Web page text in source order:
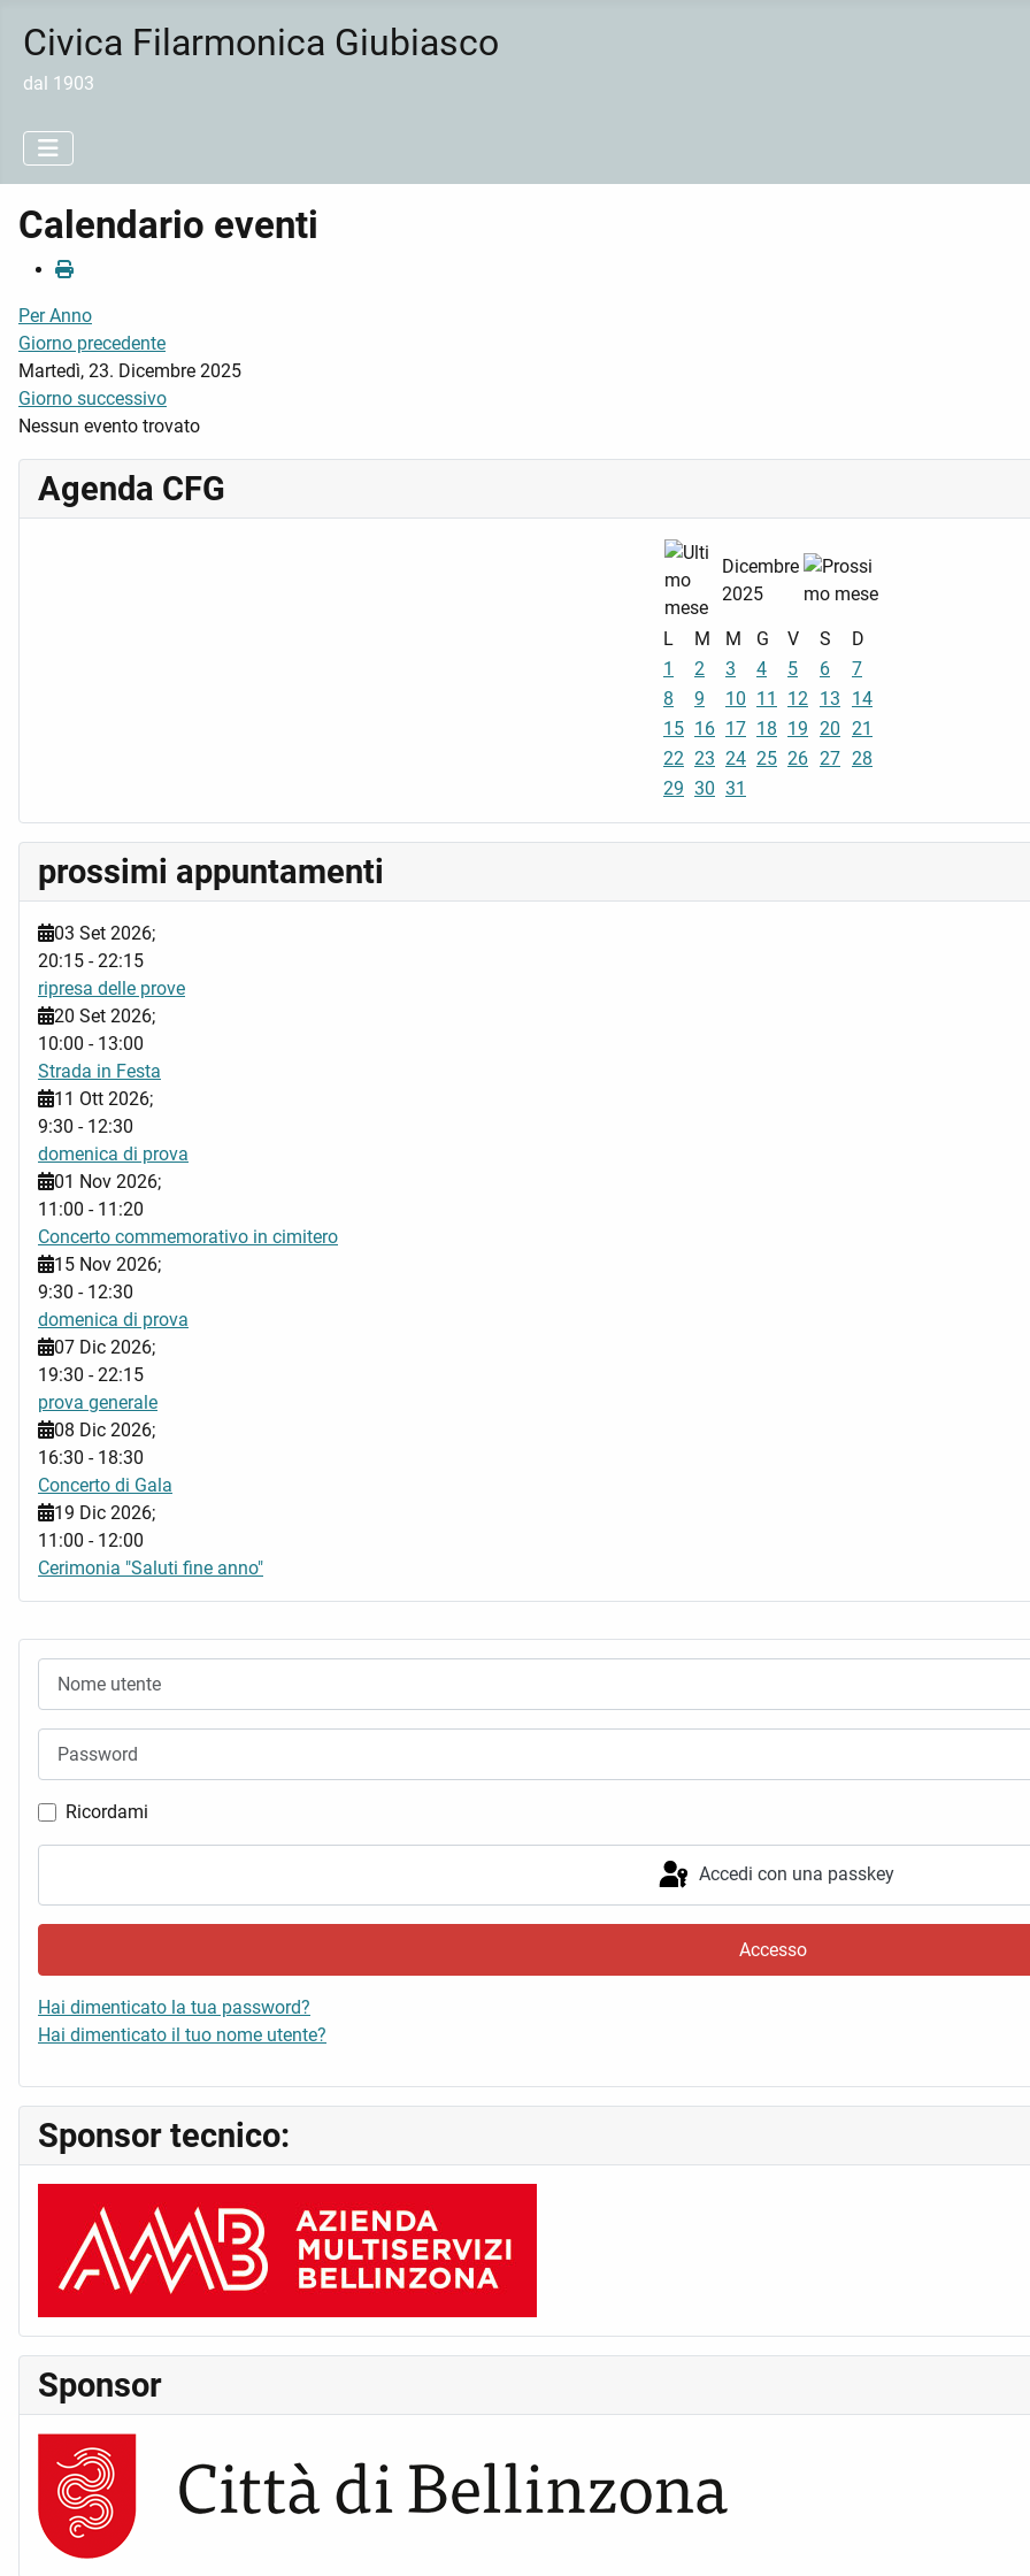
Civica Filarmonica Giubiasco
dal 1903
Ricordami
Accedi con una passkey
Accesso
Hai dimenticato la tua password?
Hai dimenticato il tuo nome utente?
Sponsor tecnico:
Sponsor
Calendario eventi
Per Anno
Giorno precedente
Martedì, 23. Dicembre 2025
Giorno successivo
Nessun evento trovato
Agenda CFG
Dicembre
2025
L M M G V S
D
1
2 3 4 5 6
7
8
9 10 11 12 13
14
15 16 17 18 19 20 21
22 23 24 25 26 27 28
29 30 31
prossimi appuntamenti
03 Set 2026;
20:15 -22:15
ripresa delle prove
20 Set 2026;
10:00 - 13:00
Strada in Festa
11 Ott 2026;
9:30 - 12:30
domenica di prova
01 Nov 2026;
11:00 - 11:20
Concerto commemorativo in cimitero
15 Nov 2026;
9:30 - 12:30
domenica di prova
07 Dic 2026;
19:30 -22:15
prova generale
08 Dic 2026;
16:30 - 18:30
Concerto di Gala
19 Dic 2026;
11:00 - 12:00
Cerimonia "Saluti fine anno"